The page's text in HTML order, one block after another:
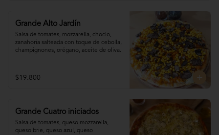
Grande Alto Jardín
Salsa de tomates, mozzarella, choclo,
zanahoria salteada con toque de cebolla,
champignones, orégano, aceite de oliva.
$19.800
Grande Cuatro iniciados
Salsa de tomates, queso mozzarella,
queso brie, queso azul, queso